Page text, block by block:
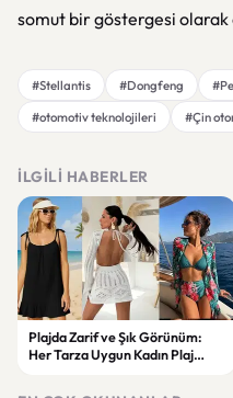
somut bir göstergesi
#Stellantis #Dongfeng
#otomotiv teknolojileri
#Çin
İLGILI HABERLER
Plajda Zarif ve Şık Görünüm:
Her Tarza Uygun Kadın Plaj